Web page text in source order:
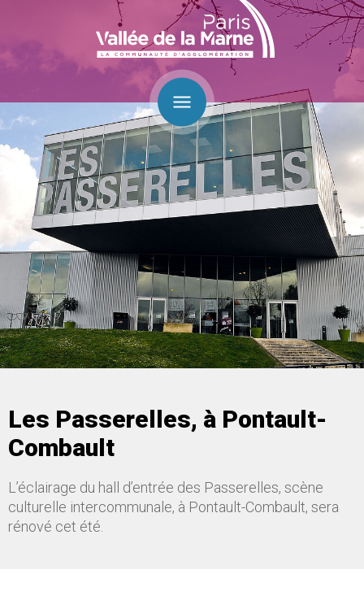
Les Passerelles, à Pontault-
Combault
L’éclairage du hall d’entrée des Passerelles, scène
culturelle intercommunale, à Pontault-Combault, sera
rénové cet été.